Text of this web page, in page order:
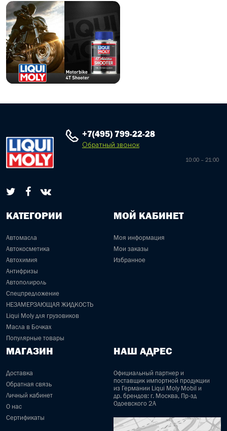
+7(495) 799-22-28
Обратный звонок
10:00 – 21:00
КАТЕГОРИИ
Автомасла
Автокосметика
Автохимия
Антифризы
Автополироль
Спецпредложение
НЕЗАМЕРЗАЮЩАЯ ЖИДКОСТЬ
Liqui Moly для грузовиков
Масла в Бочках
Популярные товары
МОЙ КАБИНЕТ
Моя информация
Мои заказы
Избранное
МАГАЗИН
Доставка
Обратная связь
Личный кабинет
О нас
Сертификаты
НАШ АДРЕС
Официальный партнер и
поставщик импортной продукции
из Германии Liqui Moly Mobil и
др. брендов: г. Москва, Пр-зд
Одоевского 2А